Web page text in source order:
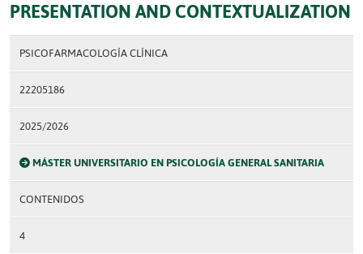
PRESENTATION AND CONTEXTUALIZATION
PSICOFARMACOLOGÍA CLÍNICA
22205186
2025/2026
MÁSTER UNIVERSITARIO EN PSICOLOGÍA GENERAL SANITARIA
CONTENIDOS
4